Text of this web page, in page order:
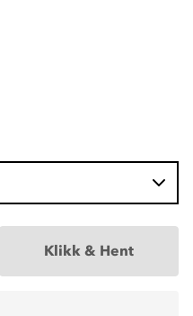
Klikk & Hent